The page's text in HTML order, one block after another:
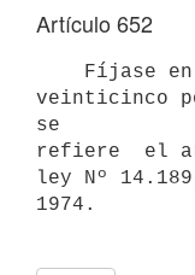
Artículo 652
veinticinco
se
refiere  el
ley Nº